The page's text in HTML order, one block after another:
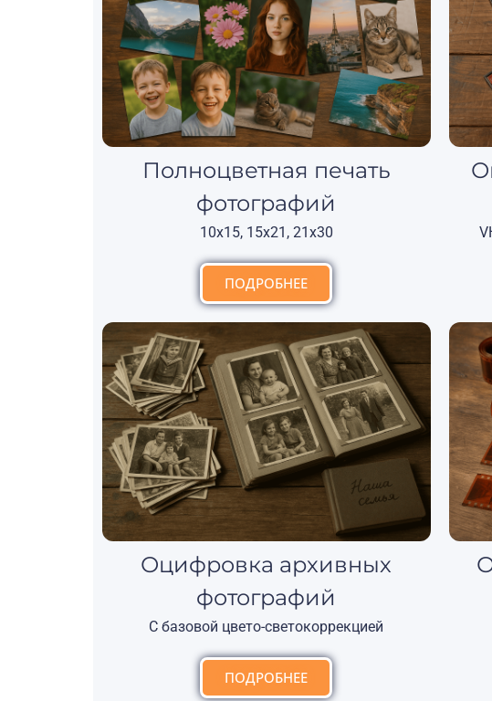
Полноцветная печать
фотографий
10х15, 15х21, 21х30
ПОДРОБНЕЕ
Оцифровка архивных
фотографий
С базовой цвето-светокоррекцией
ПОДРОБНЕЕ